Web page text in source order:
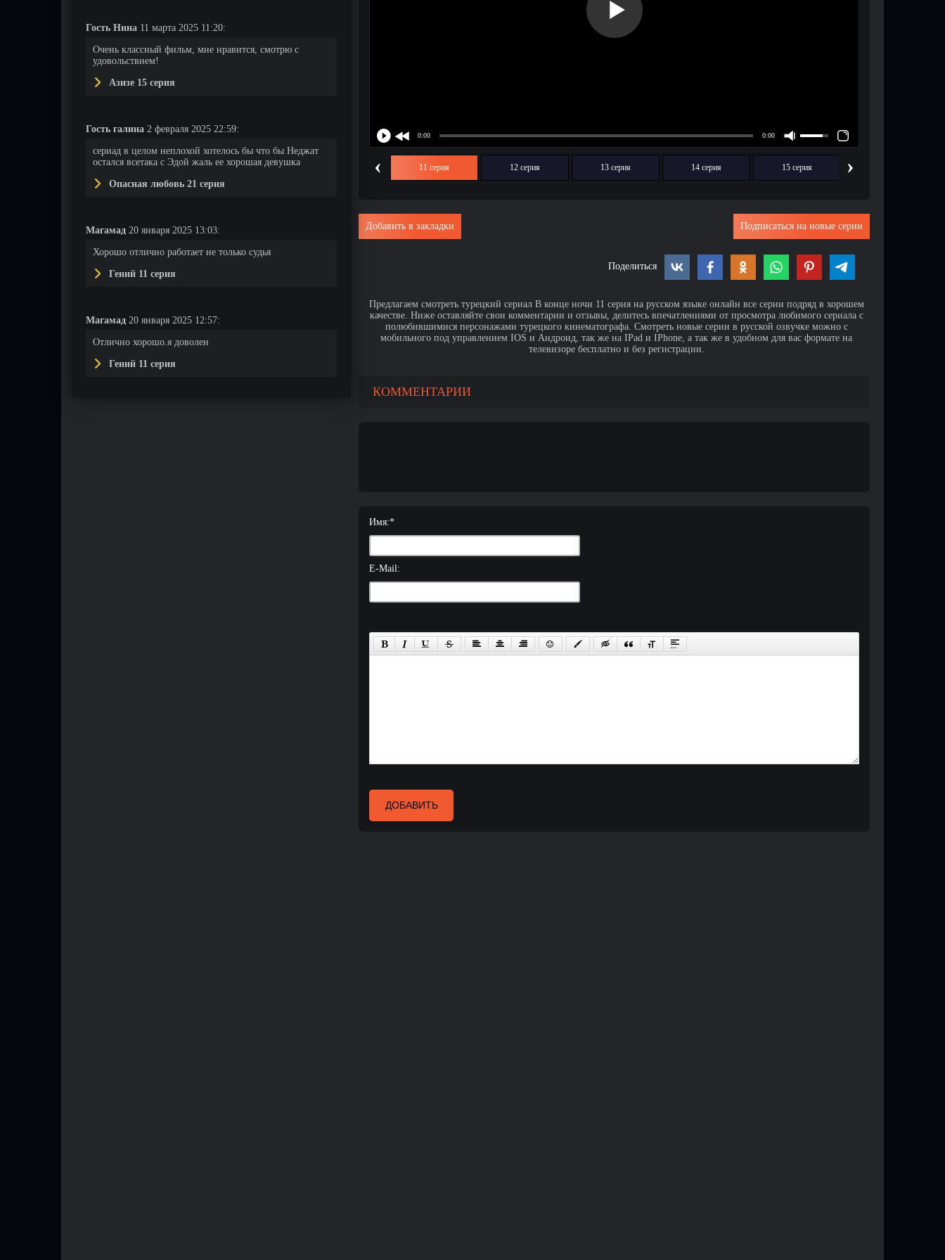
Гость Нина 11 марта 2025 11:20:
Очень классный фильм, мне нравится, смотрю с
удовольствием!
Азизе 15 серия
Гость галина 2 февраля 2025 22:59:
сериад в целом неплохой хотелось бы что бы Неджат
остался всетака с Эдой жаль ее хорошая девушка
Опасная любовь 21 серия
Магамад 20 января 2025 13:03:
Хорошо отлично работает не только судья
Гений 11 серия
Магамад 20 января 2025 12:57:
Отлично хорошо.я доволен
Гений 11 серия
‹
7 серия 8 серия 9 серия 11 серия 12 серия 13 серия 14 серия 15 серия ›
Подписаться на новые серии
Добавить в закладки
Поделиться
Предлагаем смотреть турецкий сериал В конце ночи 11 серия на русском языке онлайн все серии подряд в хорошем
качестве. Ниже оставляйте свои комментарии и отзывы, делитесь впечатлениями от просмотра любимого сериала с
полюбившимися персонажами турецкого кинематографа. Смотреть новые серии в русской озвучке можно с
мобильного под управлением IOS и Андроид, так же на IPad и IPhone, а так же в удобном для вас формате на
телевизоре бесплатно и без регистрации.
КОММЕНТАРИИ
Имя:*
E-Mail:
ДОБАВИТЬ